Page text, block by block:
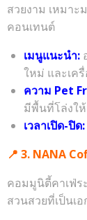
สวยงาม เหมา
คอนเทนต์
เมนูแนะนำ:
ใหม่ และเค
ความ Pet
มีพื้นที่โล่งให้
เวลาเปิด-ปิด:
📍 3. NANA
คอมมูนิตี้คาเฟ่
สวนสวยที่เป็นเ